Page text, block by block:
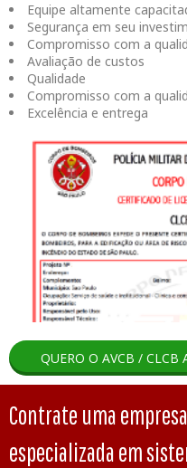
Equipe altamente
Segurança em seu
Compromisso com a
Avaliação de custos
Qualidade
Compromisso com a
Excelência e entrega
QUERO O AVCB / CLCB
Contrate uma
especializada em